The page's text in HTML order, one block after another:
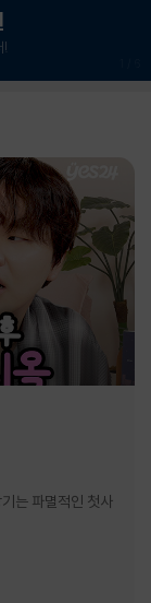
!
는 파멸적인 첫사